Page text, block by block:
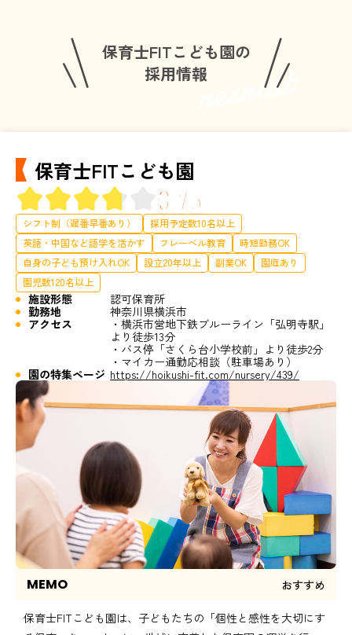
保育士FITこども園の
採用情報recruit
保育士FITこども園
3.75
シフト制（遅番早番あり）
採用予定数10名以上
英語・中国など語学を活かす
フレーベル教育
時短勤務OK
自身の子ども預け入れOK
設立20年以上 副業OK
園庭あり
園児数120名以上
施設形態
認可保育所
勤務地
神奈川県横浜市
アクセス
・横浜市営地下鉄ブルーライン「弘明寺駅」
より徒歩13分
・バス停「さくら台小学校前」より徒歩2分
・マイカー通勤応相談（駐車場あり）
園の特集ページ https://hoikushi-fit.com/nursery/439/
MEMO おすすめ
保育士FITこども園は、子どもたちの「個性と感性を大切にす